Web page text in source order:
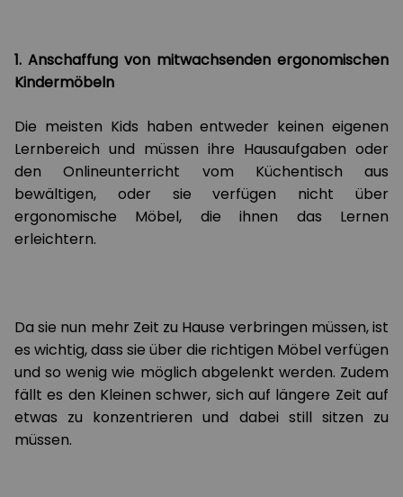
1. Anschaffung von mitwachsenden ergonomischen
Kindermöbeln
Die meisten Kids haben entweder keinen eigenen
Lernbereich und müssen ihre Hausaufgaben oder
den Onlineunterricht vom Küchentisch aus
bewältigen, oder sie verfügen nicht über
ergonomische Möbel, die ihnen das Lernen
erleichtern.
Da sie nun mehr Zeit zu Hause verbringen müssen, ist
es wichtig, dass sie über die richtigen Möbel verfügen
und so wenig wie möglich abgelenkt werden. Zudem
fällt es den Kleinen schwer, sich auf längere Zeit auf
etwas zu konzentrieren und dabei still sitzen zu
müssen.